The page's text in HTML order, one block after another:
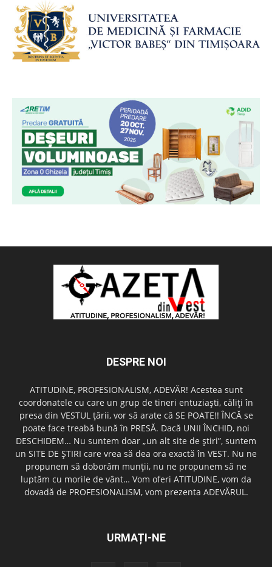
DESPRE NOI
ATITUDINE, PROFESIONALISM, ADEVĂR! Acestea sunt
coordonatele cu care un grup de tineri entuziaşti, căliţi în
presa din VESTUL ţării, vor să arate că SE POATE!! ÎNCĂ se
poate face treabă bună în PRESĂ. Dacă UNII ÎNCHID, noi
DESCHIDEM… Nu suntem doar „un alt site de ştiri”, suntem
un SITE DE ŞTIRI care vrea să dea ora exactă în VEST. Nu ne
propunem să doborâm munţii, nu ne propunem să ne
luptăm cu morile de vânt… Vom oferi ATITUDINE, vom da
dovadă de PROFESIONALISM, vom prezenta ADEVĂRUL.
URMAȚI-NE